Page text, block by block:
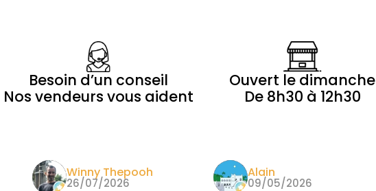
Besoin d’un conseil
Nos vendeurs vous aident
Ouvert le dimanche
De 8h30 à 12h30
Winny Thepooh
26/07/2026
Alain
09/05/2026